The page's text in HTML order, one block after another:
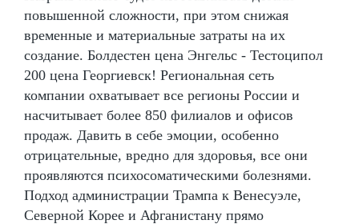
повышенной сложности, при этом снижая
временные и материальные затраты на их
создание. Болдестен цена Энгельс - Тестоципол
200 цена Георгиевск! Региональная сеть
компании охватывает все регионы России и
насчитывает более 850 филиалов и офисов
продаж. Давить в себе эмоции, особенно
отрицательные, вредно для здоровья, все они
проявляются психосоматическими болезнями.
Подход администрации Трампа к Венесуэле,
Северной Корее и Афганистану прямо